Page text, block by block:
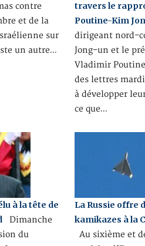
contre
et de la
sur
un autre…
travers le
Poutine-Kim
dirigeant nord-
Jong-un et le
Vladimir
des lettres
à développer
ce que…
à la tête de
Dimanche
du
La Russie offre
kamikazes à la
Au sixième et